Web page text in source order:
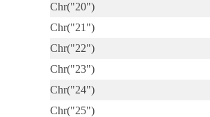
Chr("20")
Chr("21")
Chr("22")
Chr("23")
Chr("24")
Chr("25")